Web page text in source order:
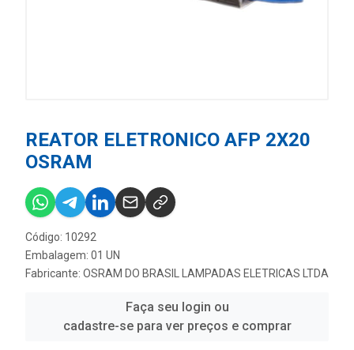
REATOR ELETRONICO AFP 2X20
OSRAM
Código: 10292
Embalagem: 01 UN
Fabricante: OSRAM DO BRASIL LAMPADAS ELETRICAS LTDA
Faça seu login ou
cadastre-se para ver preços e comprar